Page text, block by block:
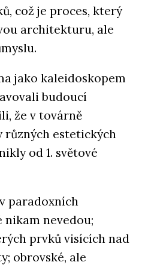
což je proces, který
architekturu, ale
jako kaleidoskopem
budoucí
že v továrně
estetických
od 1. světové
paradoxních
nikam nevedou;
prvků visících nad
obrovské, ale